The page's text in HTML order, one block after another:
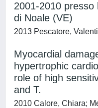
2001-2010 presso
di Noale (VE)
2013 Pescatore,
Myocardial
hypertrophic
role of high
and T.
2010 Calore, Chiara;